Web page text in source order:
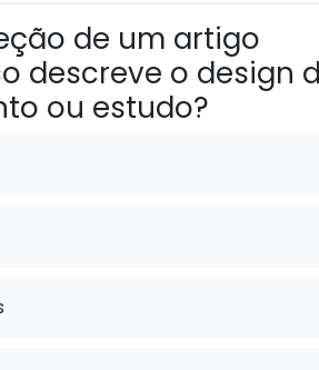
de um artigo
descreve o design
ou estudo?